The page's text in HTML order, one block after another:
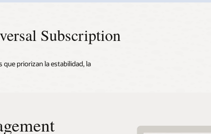
Subscription
priorizan la estabilidad, la